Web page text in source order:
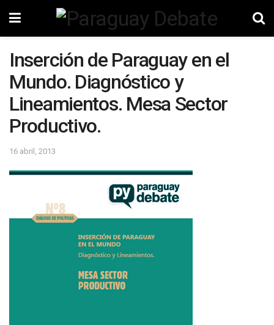
Inserción de Paraguay en el
Mundo. Diagnóstico y
Lineamientos. Mesa Sector
Productivo.
16 abril, 2013